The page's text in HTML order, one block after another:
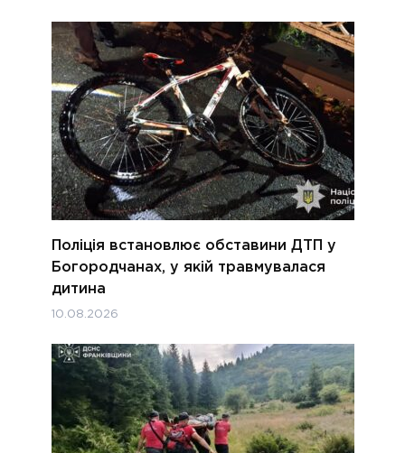
Поліція встановлює обставини ДТП у
Богородчанах, у якій травмувалася
дитина
10.08.2026